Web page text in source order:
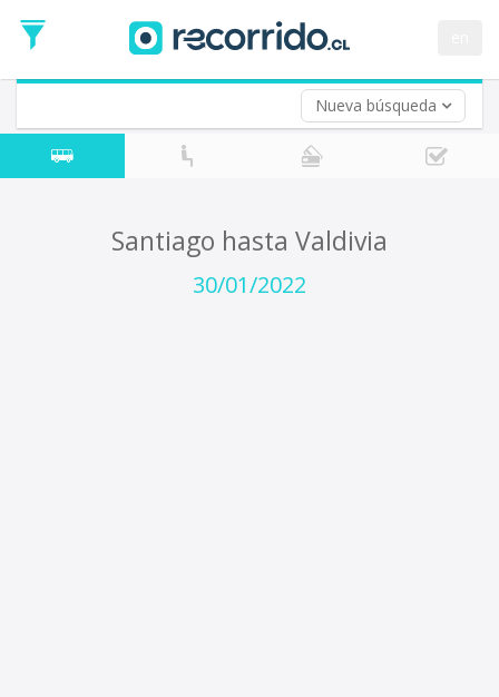
Nueva búsqueda
de
Ida
Vuelta (opcional)
Fecha
de
Santiago hasta Valdivia
30/01/2022